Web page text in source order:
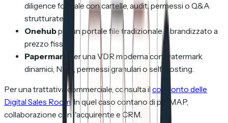
diligence formale con cartelle, audit, permessi o Q&A
strutturate.
Onehubper un portale file tradizionale e brandizzato a
prezzo fisso.
Papermark
per una VDR moderna con watermark
dinamici, NDA, permessi granulari o self-hosting.
Per una trattativa commerciale, consulta il confronto delle
Digital Sales Room. In quel caso contano di più MAP,
collaborazione con l'acquirente e CRM.